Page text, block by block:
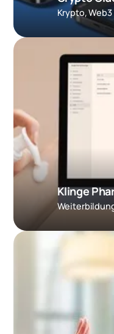
Klinge